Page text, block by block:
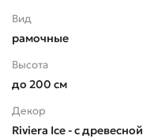
Вид
рамочные
Высота
до 200 см
Декор
Riviera Ice - с